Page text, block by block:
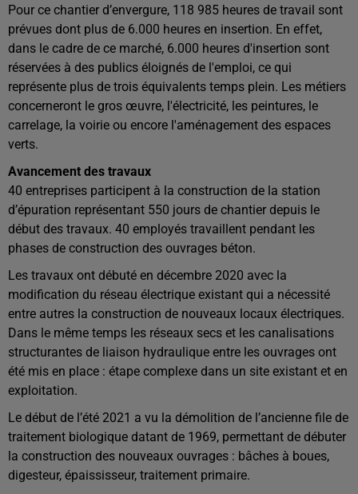
Pour ce chantier d’envergure, 118 985 heures de travail sont
prévues dont plus de 6.000 heures en insertion. En effet,
dans le cadre de ce marché, 6.000 heures d'insertion sont
réservées à des publics éloignés de l'emploi, ce qui
représente plus de trois équivalents temps plein. Les métiers
concerneront le gros œuvre, l'électricité, les peintures, le
carrelage, la voirie ou encore l'aménagement des espaces
verts.
Avancement des travaux
40 entreprises participent à la construction de la station
d’épuration représentant 550 jours de chantier depuis le
début des travaux. 40 employés travaillent pendant les
phases de construction des ouvrages béton.
Les travaux ont débuté en décembre 2020 avec la
modification du réseau électrique existant qui a nécessité
entre autres la construction de nouveaux locaux électriques.
Dans le même temps les réseaux secs et les canalisations
structurantes de liaison hydraulique entre les ouvrages ont
été mis en place : étape complexe dans un site existant et en
exploitation.
Le début de l’été 2021 a vu la démolition de l’ancienne file de
traitement biologique datant de 1969, permettant de débuter
la construction des nouveaux ouvrages : bâches à boues,
digesteur, épaississeur, traitement primaire.